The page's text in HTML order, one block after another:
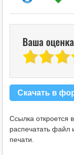
Ваша
Скачать в
Ссылка откроется
распечатать файл
печати.